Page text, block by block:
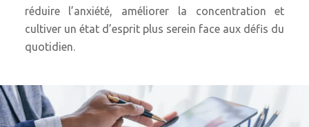
réduire l’anxiété, améliorer la concentration et
cultiver un état d’esprit plus serein face aux défis du
quotidien.